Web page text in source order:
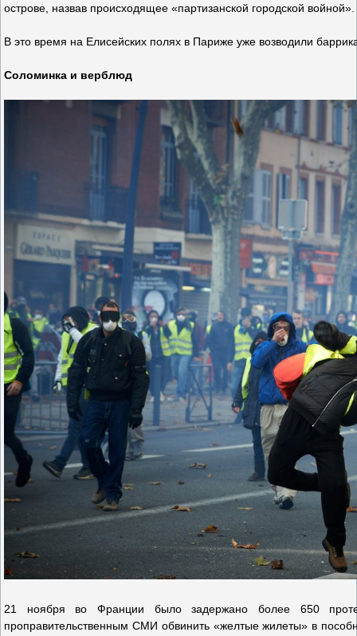
острове, назвав происходящее «партизанской городской войной».
В это время на Елисейских полях в Париже уже возводили
Соломинка и верблюд
21 ноября во Франции было задержано более 650
проправительственным СМИ обвинить «желтые жилеты» в